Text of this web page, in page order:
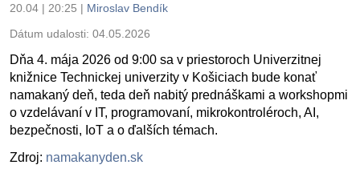
20.04 | 20:25 | Miroslav Bendík
Dátum udalosti: 04.05.2026
Dňa 4. mája 2026 od 9:00 sa v priestoroch Univerzitnej
knižnice Technickej univerzity v Košiciach bude konať
namakaný deň, teda deň nabitý prednáškami a workshopmi
o vzdelávaní v IT, programovaní, mikrokontroléroch, AI,
bezpečnosti, IoT a o ďalších témach.
Zdroj: namakanyden.sk